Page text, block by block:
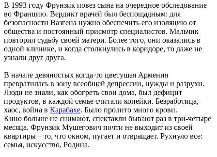
В 1993 году Фрунзик повез сына на очередное обследование
во Францию. Вердикт врачей был беспощадным: для
безопасности Вазгена нужно обеспечить его изоляцию от
общества и постоянный присмотр специалистов. Мальчик
повторил судьбу своей матери. Более того, они оказались в
одной клинике, и когда столкнулись в коридоре, то даже не
узнали друг друга.
В начале девяностых когда-то цветущая Армения
превратилась в зону всеобщей депрессии, нужды и разрухи.
Люди не знали, как обогреть свои дома, был дефицит
продуктов, в каждой семье считали копейки. Безработица,
хаос, война в Карабахе. Было пролито много крови.
Кино больше не снимают, спектакли бывают раз в три-четыре
месяца. Фрунзик Мушегович почти не выходит из своей
квартиры – то, что окном, пугает и отвращает. Рухнуло все:
семья, искусство, Родина.